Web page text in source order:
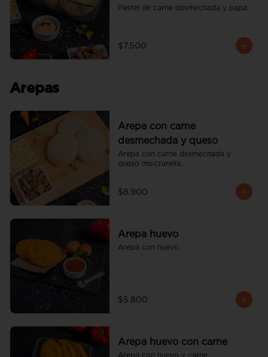
Pastel de carne desmechada y papa.
$7.500
Arepas
Arepa con carne
desmechada y queso
Arepa con carne desmechada y
queso mozzarella..
$8.900
Arepa huevo
Arepa con huevo.
$5.800
Arepa huevo con carne
Arepa con huevo y carne.